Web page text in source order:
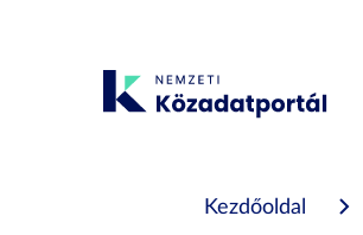
Kezdőoldal